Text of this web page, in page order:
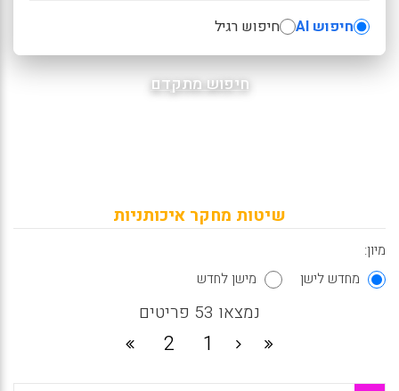
חיפוש AI חיפוש רגיל
חיפוש מתקדם
שיטות מחקר איכותניות
מיון:
מחדש לישן
מישן לחדש
נמצאו 53 פריטים
1
2